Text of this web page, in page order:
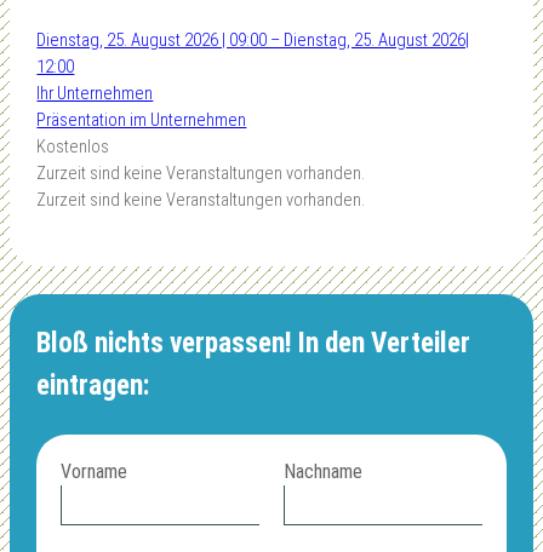
Dienstag, 25. August 2026 | 09:00 – Dienstag, 25. August 2026|
12:00
Ihr Unternehmen
Präsentation im Unternehmen
Kostenlos
Zurzeit sind keine Veranstaltungen vorhanden.
Zurzeit sind keine Veranstaltungen vorhanden.
Bloß nichts verpassen! In den Verteiler
eintragen:
Vorname Nachname